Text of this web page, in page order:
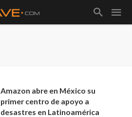
Amazon abre en México su
primer centro de apoyo a
desastres en Latinoamérica